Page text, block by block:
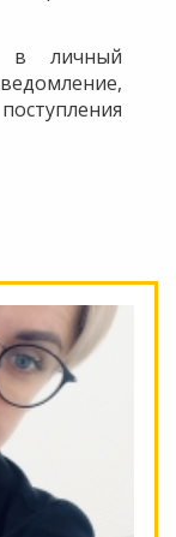
в личный